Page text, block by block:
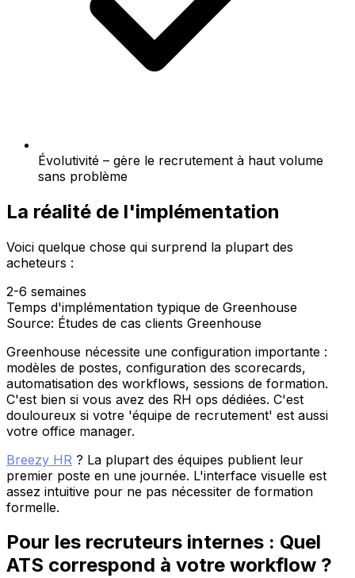
Évolutivité – gère le recrutement à haut volume
sans problème
La réalité de l'implémentation
Voici quelque chose qui surprend la plupart des
acheteurs :
2-6 semaines
Temps d'implémentation typique de Greenhouse
Source: Études de cas clients Greenhouse
Greenhouse nécessite une configuration importante :
modèles de postes, configuration des scorecards,
automatisation des workflows, sessions de formation.
C'est bien si vous avez des RH ops dédiées. C'est
douloureux si votre 'équipe de recrutement' est aussi
votre office manager.
Breezy HR ? La plupart des équipes publient leur
premier poste en une journée. L'interface visuelle est
assez intuitive pour ne pas nécessiter de formation
formelle.
Pour les recruteurs internes : Quel
ATS correspond à votre workflow ?